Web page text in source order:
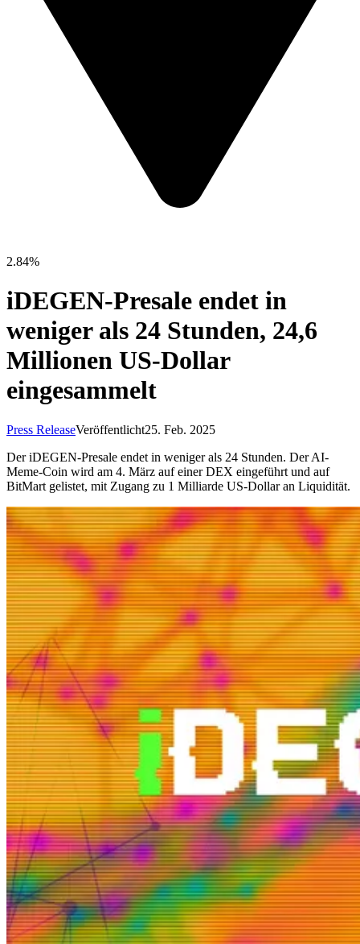
2.84%
iDEGEN-Presale endet in
weniger als 24 Stunden, 24,6
Millionen US-Dollar
eingesammelt
Press ReleaseVeröffentlicht25. Feb. 2025
Der iDEGEN-Presale endet in weniger als 24 Stunden. Der AI-
Meme-Coin wird am 4. März auf einer DEX eingeführt und auf
BitMart gelistet, mit Zugang zu 1 Milliarde US-Dollar an Liquidität.